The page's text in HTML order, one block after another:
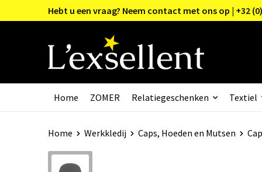
Hebt u een vraag? Neem contact met ons op | +32
Home ZOMER Relatiegeschenken Textiel
Home Werkkledij Caps, Hoeden en Mutsen